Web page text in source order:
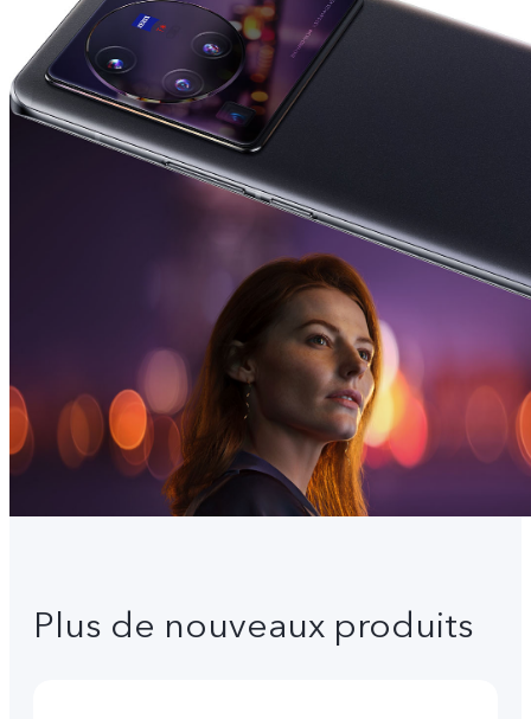
France | Sélectionnez un pays / une région
Plus de nouveaux produits